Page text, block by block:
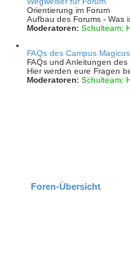
Orientierung im Forum
Aufbau des Forums - Was
Moderatoren: Schulteam:
FAQs des Campus Magicus
FAQs und Anleitungen des
Hier werden eure Fragen
Moderatoren: Schulteam:
Foren-Übersicht